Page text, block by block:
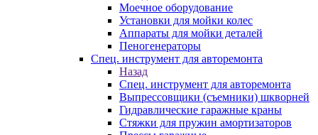
Моечное оборудование
Установки для мойки колес
Аппараты для мойки деталей
Пеногенераторы
Спец. инструмент для авторемонта
Назад
Спец. инструмент для авторемонта
Выпрессовщики (съемники) шкворней
Гидравлические гаражные краны
Стяжки для пружин амортизаторов